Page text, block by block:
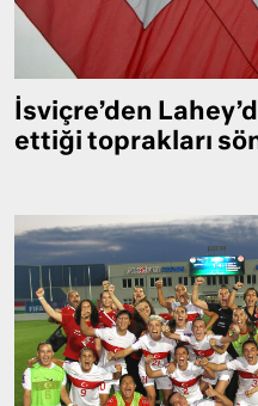
İsviçre’den
ettiği toprakları